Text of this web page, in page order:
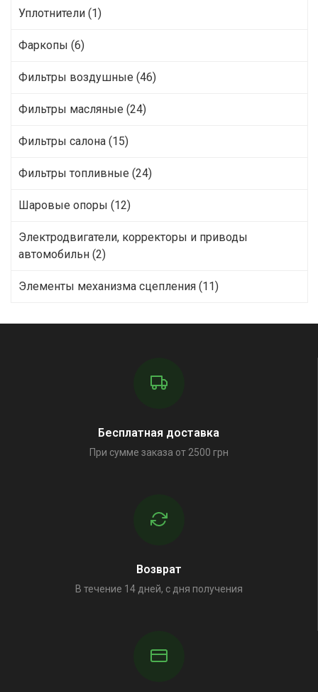
Уплотнители (1)
Фаркопы (6)
Фильтры воздушные (46)
Фильтры масляные (24)
Фильтры салона (15)
Фильтры топливные (24)
Шаровые опоры (12)
Электродвигатели, корректоры и приводы
автомобильн (2)
Элементы механизма сцепления (11)
Бесплатная доставка
При сумме заказа от 2500 грн
Возврат
В течение 14 дней, с дня получения